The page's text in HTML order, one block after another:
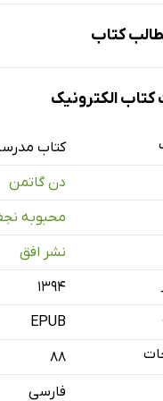
کتاب
الکترونیک
کتاب مدرسه‌ی عجیب
دن گاتمن
محبوبه
نشر افق
۱۳۹۴
EPUB
88
فارسی